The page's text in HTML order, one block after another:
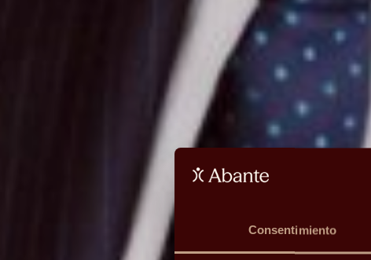
Consentimiento